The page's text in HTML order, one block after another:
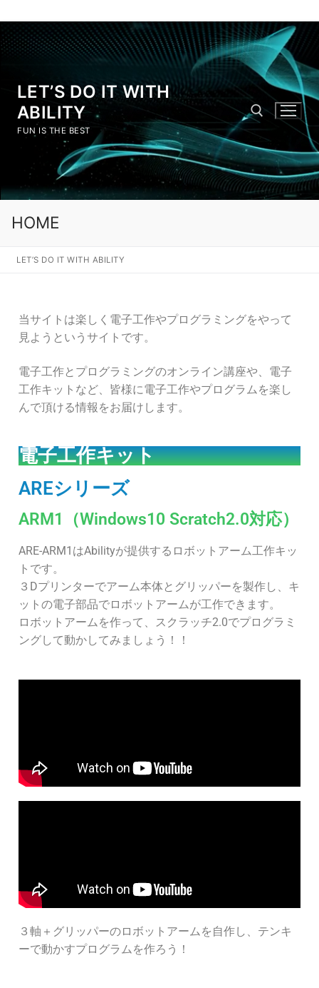
LET’S DO IT WITH
ABILITY
FUN IS THE BEST
HOME
LET’S DO IT WITH ABILITY
当サイトは楽しく電子工作やプログラミングをやって
見ようというサイトです。
電子工作とプログラミングのオンライン講座や、電子
工作キットなど、皆様に電子工作やプログラムを楽し
んで頂ける情報をお届けします。
電子工作キット
AREシリーズ
ARM1（Windows10 Scratch2.0対応）
ARE-ARM1はAbilityが提供するロボットアーム工作キッ
トです。
３Dプリンターでアーム本体とグリッパーを製作し、キ
ットの電子部品でロボットアームが工作できます。
ロボットアームを作って、スクラッチ2.0でプログラミ
ングして動かしてみましょう！！
３軸＋グリッパーのロボットアームを自作し、テンキ
ーで動かすプログラムを作ろう！